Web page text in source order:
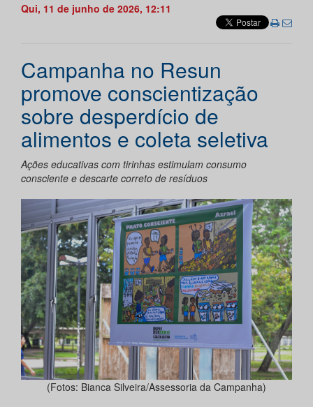
Qui, 11 de junho de 2026, 12:11
Campanha no Resun
promove conscientização
sobre desperdício de
alimentos e coleta seletiva
Ações educativas com tirinhas estimulam consumo
consciente e descarte correto de resíduos
(Fotos: Bianca Silveira/Assessoria da Campanha)